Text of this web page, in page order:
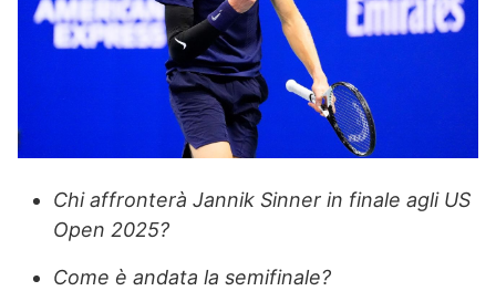
Chi affronterà Jannik Sinner in finale agli US
Open 2025?
Come è andata la semifinale?